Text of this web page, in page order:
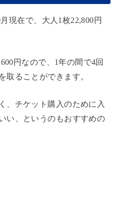
現在で、大人1枚22,800円
円なので、1年の間で4回
取ることができます。
、チケット購入のために入
い、というのもおすすめの